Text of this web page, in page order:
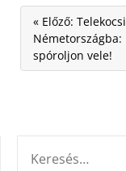
« Előző: Telekocsi
Németországba:
spóroljon vele!